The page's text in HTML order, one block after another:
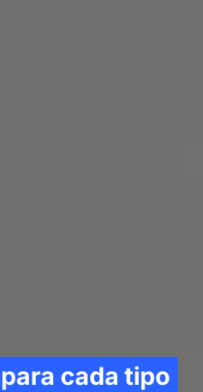
cada tipo